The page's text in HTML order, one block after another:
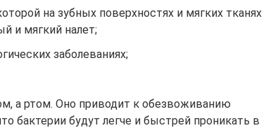
на зубных поверхностях и мягких тканях
и мягкий налет;
заболеваниях;
а ртом. Оно приводит к обезвоживанию
бактерии будут легче и быстрей проникать в